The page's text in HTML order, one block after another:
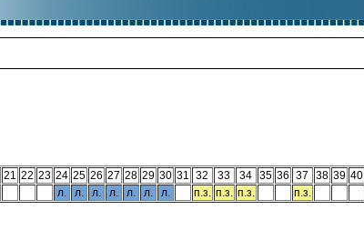
21 22 23 24 25 26 27 28 29 30 31 32 33 34 35 36 37 38 39 40
л.
л. л. л. л. л. л. п.з. п.з. п.з. п.з.